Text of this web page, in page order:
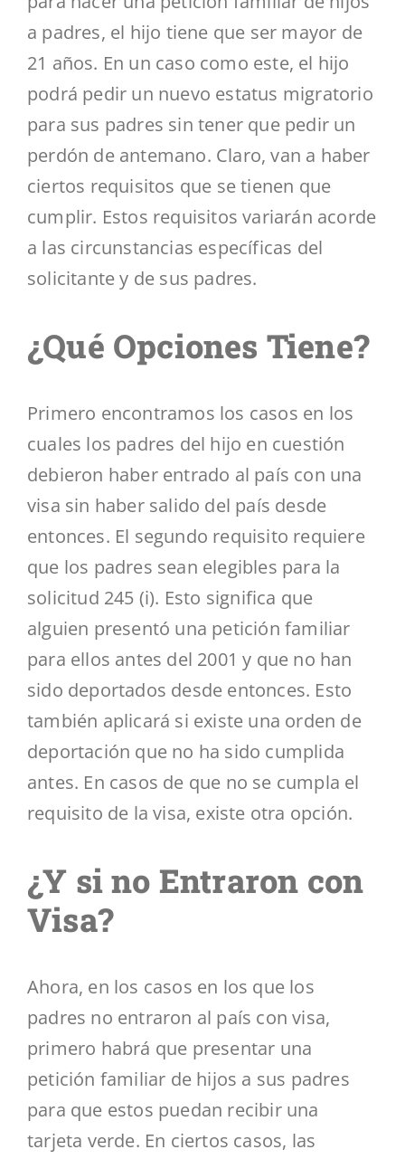
a padres, el hijo tiene que ser mayor de
21 años. En un caso como este, el hijo
podrá pedir un nuevo estatus migratorio
para sus padres sin tener que pedir un
perdón de antemano. Claro, van a haber
ciertos requisitos que se tienen que
cumplir. Estos requisitos variarán acorde
a las circunstancias específicas del
solicitante y de sus padres.
¿Qué Opciones Tiene?
Primero encontramos los casos en los
cuales los padres del hijo en cuestión
debieron haber entrado al país con una
visa sin haber salido del país desde
entonces. El segundo requisito requiere
que los padres sean elegibles para la
solicitud 245 (i). Esto significa que
alguien presentó una petición familiar
para ellos antes del 2001 y que no han
sido deportados desde entonces. Esto
también aplicará si existe una orden de
deportación que no ha sido cumplida
antes. En casos de que no se cumpla el
requisito de la visa, existe otra opción.
¿Y si no Entraron con
Visa?
Ahora, en los casos en los que los
padres no entraron al país con visa,
primero habrá que presentar una
petición familiar de hijos a sus padres
para que estos puedan recibir una
tarjeta verde. En ciertos casos, las